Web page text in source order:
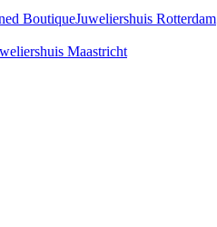
BoutiqueJuweliershuis Rotterdam
Maastricht